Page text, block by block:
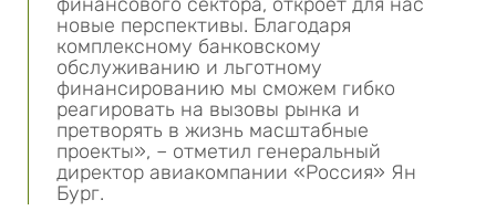
новые перспективы. Благодаря
комплексному банковскому
обслуживанию и льготному
финансированию мы сможем гибко
реагировать на вызовы рынка и
претворять в жизнь масштабные
проекты», – отметил генеральный
директор авиакомпании «Россия» Ян
Бург.